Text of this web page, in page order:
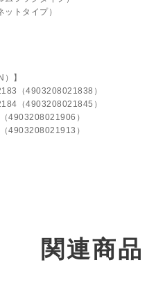
トタイプ）
】
（4903208021838）
（4903208021845）
4903208021906）
4903208021913）
関連商品